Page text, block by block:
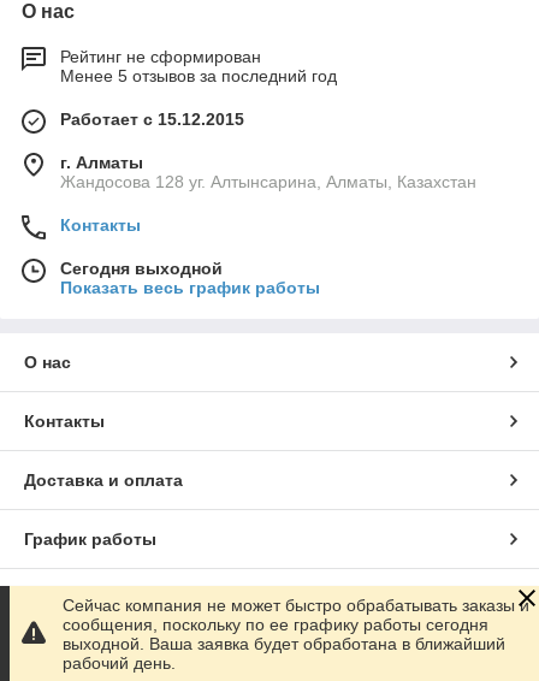
О нас
Рейтинг не сформирован
Менее 5 отзывов за последний год
Работает с 15.12.2015
г. Алматы
Жандосова 128 уг. Алтынсарина, Алматы, Казахстан
Контакты
Сегодня выходной
Показать весь график работы
О нас
Контакты
Доставка и оплата
График работы
Полная версия сайта
Сайт создан на маркетплейсе Satu.kz
Сейчас компания не может быстро обрабатывать заказы и
сообщения, поскольку по ее графику работы сегодня
выходной. Ваша заявка будет обработана в ближайший
рабочий день.